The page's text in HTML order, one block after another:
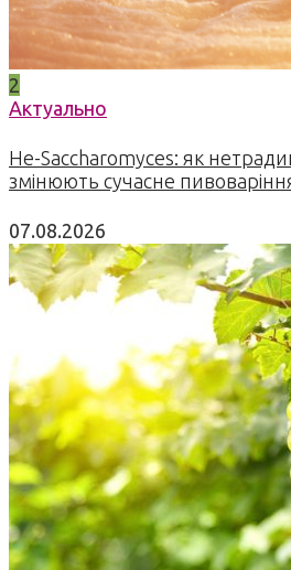
2
Актуально
Не-Saccharomyces: як
змінюють сучасне
07.08.2026